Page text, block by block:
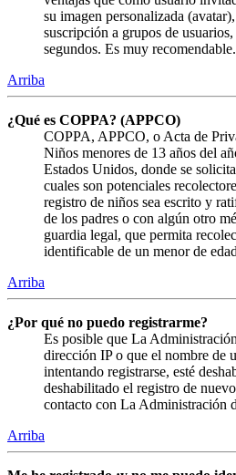
su imagen personalizada
suscripción a grupos de
segundos. Es muy recomendable.
Arriba
¿Qué es COPPA? (APPCO)
COPPA, APPCO, o Acta de
Niños menores de 13 años del
Estados Unidos, donde se
cuales son potenciales
registro de niños sea escrito y
de los padres o con algún otro
guardia legal, que permita
identificable de un menor de
Arriba
¿Por qué no puedo registrarme?
Es posible que La
dirección IP o que el nombre de
intentando registrarse, esté
deshabilitado el registro de
contacto con La Administración
Arriba